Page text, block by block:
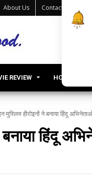
About Us Contact Us
REVIEW HOLLYWOOD
मुस्लिम हीरोइनों ने बनाया हिंदू
बनाया हिंदू